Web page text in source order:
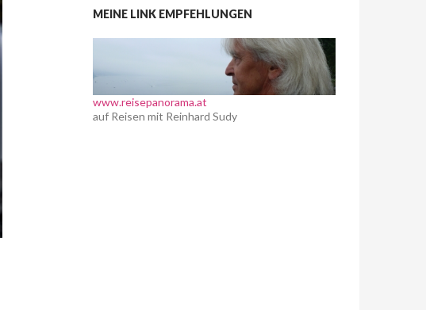
MEINE LINK EMPFEHLUNGEN
www.reisepanorama.at
auf Reisen mit Reinhard Sudy